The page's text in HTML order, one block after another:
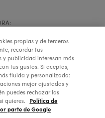
propias y de terceros
recordar tus
y publicidad interesan más
tus gustos. Si aceptas,
fluida y personalizada:
mejor ajustadas y
puedes rechazar las
quieres.
Política de
parte de Google